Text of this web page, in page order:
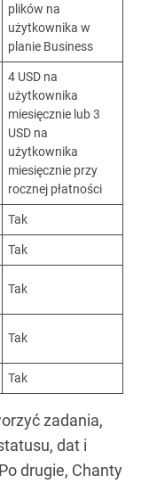
plików na
użytkownika w
planie Business
4 USD na
użytkownika
miesięcznie lub 3
USD na
użytkownika
miesięcznie przy
rocznej płatności
Tak
Tak
Tak
Tak
Tak
zadania,
dat i
drugie, Chanty